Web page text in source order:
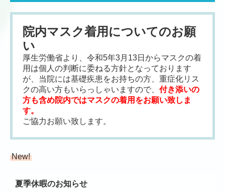
院内マスク着用についてのお願
い
厚生労働省より、令和5年3月13日からマスクの着
用は個人の判断に委ねる方針となっております
が、当院には基礎疾患をお持ちの方、重症化リス
クの高い方もいらっしゃいますので、 付き添いの
方も含め院内ではマスクの着用をお願い致しま
す。
ご協力お願い致します。
New!
夏季休暇のお知らせ